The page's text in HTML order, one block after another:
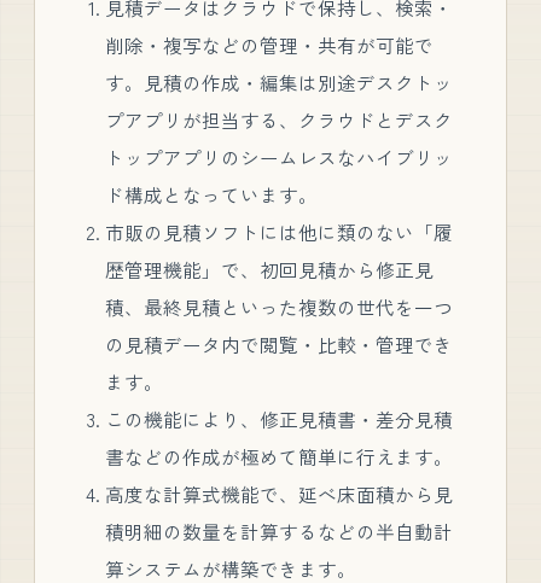
見積データはクラウドで保持し、検索・
削除・複写などの管理・共有が可能で
す。見積の作成・編集は別途デスクトッ
プアプリが担当する、クラウドとデスク
トップアプリのシームレスなハイブリッ
ド構成となっています。
市販の見積ソフトには他に類のない「履
歴管理機能」で、初回見積から修正見
積、最終見積といった複数の世代を一つ
の見積データ内で閲覧・比較・管理でき
ます。
この機能により、修正見積書・差分見積
書などの作成が極めて簡単に行えます。
高度な計算式機能で、延べ床面積から見
積明細の数量を計算するなどの半自動計
算システムが構築できます。